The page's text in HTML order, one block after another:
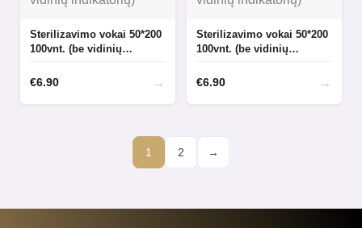
Sterilizavimo vokai 50*200
100vnt. (be vidinių
€6.90 →
Sterilizavimo vokai 50*200
100vnt. (be vidinių
€6.90 →
1 2 →